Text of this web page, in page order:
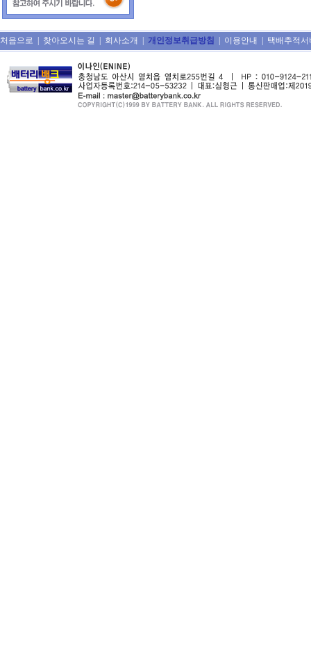
처음으로 찾아오시는 길 회사소개 개인정보취급방침 이용안내 택배추적서